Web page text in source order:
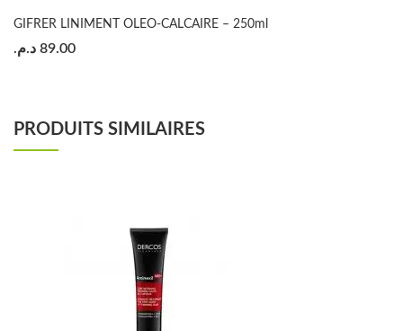
GIFRER LINIMENT OLEO-CALCAIRE – 250ml
89.00 د.م.
PRODUITS SIMILAIRES